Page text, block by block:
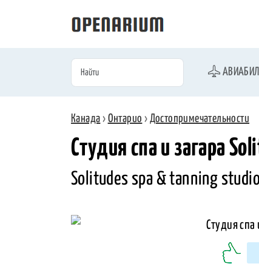
Канада › Онтарио › Достопримечательности
Студия спа и загара
Solitudes spa & tanning